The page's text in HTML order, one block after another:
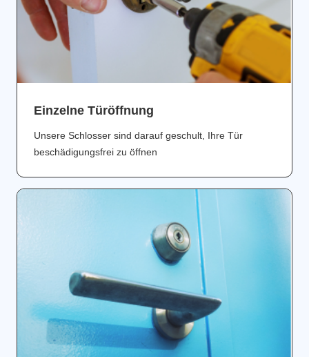
Einzelne Türöffnung
Unsere Schlosser sind darauf geschult, Ihre Tür
beschädigungsfrei zu öffnen